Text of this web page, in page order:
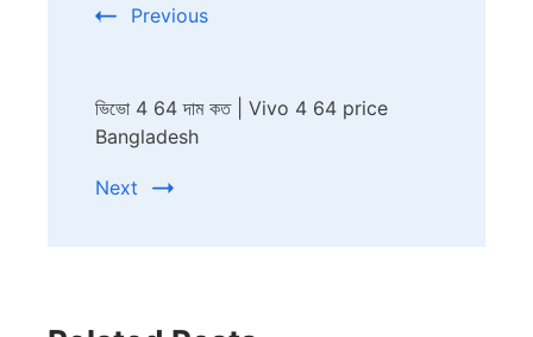
Previous
ভিভো 4 64 দাম কত | Vivo 4 64 price
Bangladesh
Next